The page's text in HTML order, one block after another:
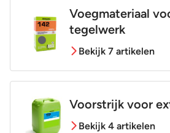
Voegmateriaal
tegelwerk
Bekijk 7 artikelen
Voorstrijk voor
Bekijk 4 artikelen